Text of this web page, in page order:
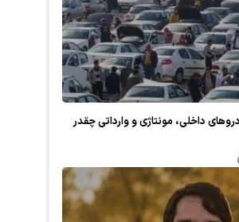
داخلی، مونتاژی و وارداتی چقدر